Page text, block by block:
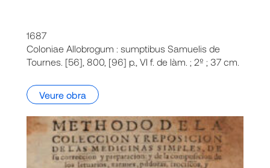
1687
Coloniae Allobrogum : sumptibus Samuelis de
Tournes. [56], 800, [96] p., VI f. de làm. ; 2º ; 37 cm.
Veure obra